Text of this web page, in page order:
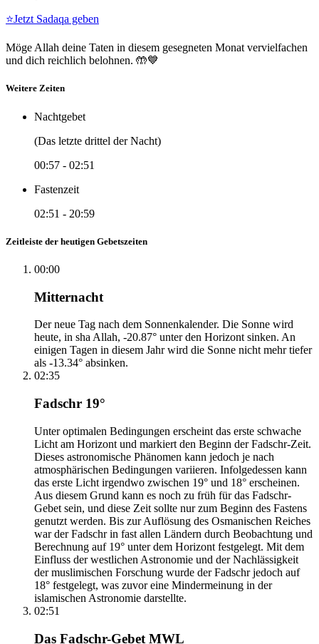
⭐Jetzt Sadaqa geben
Möge Allah deine Taten in diesem gesegneten Monat vervielfachen
und dich reichlich belohnen. 🤲💙
Weitere Zeiten
Nachtgebet
(Das letzte drittel der Nacht)
00:57 - 02:51
Fastenzeit
02:51 - 20:59
Zeitleiste der heutigen Gebetszeiten
00:00
Mitternacht
Der neue Tag nach dem Sonnenkalender. Die Sonne wird
heute, in sha Allah, -20.87° unter den Horizont sinken. An
einigen Tagen in diesem Jahr wird die Sonne nicht mehr tiefer
als -13.34° absinken.
02:35
Fadschr 19°
Unter optimalen Bedingungen erscheint das erste schwache
Licht am Horizont und markiert den Beginn der Fadschr-Zeit.
Dieses astronomische Phänomen kann jedoch je nach
atmosphärischen Bedingungen variieren. Infolgedessen kann
das erste Licht irgendwo zwischen 19° und 18° erscheinen.
Aus diesem Grund kann es noch zu früh für das Fadschr-
Gebet sein, und diese Zeit sollte nur zum Beginn des Fastens
genutzt werden. Bis zur Auflösung des Osmanischen Reiches
war der Fadschr in fast allen Ländern durch Beobachtung und
Berechnung auf 19° unter dem Horizont festgelegt. Mit dem
Einfluss der westlichen Astronomie und der Nachlässigkeit
der muslimischen Forschung wurde der Fadschr jedoch auf
18° festgelegt, was zuvor eine Mindermeinung in der
islamischen Astronomie darstellte.
02:51
Das Fadschr-Gebet MWL